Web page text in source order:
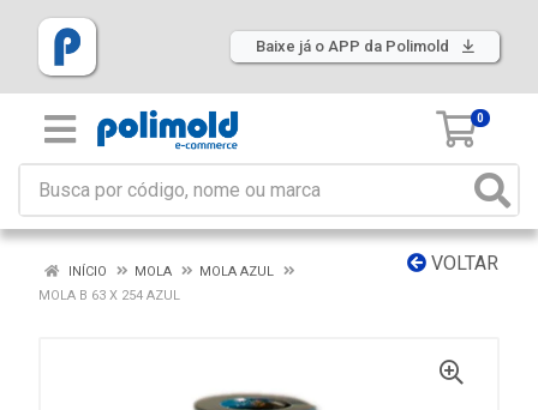
Baixe já o APP da Polimold
0
VOLTAR
INÍCIO MOLA
MOLA AZUL
MOLA B 63 X 254 AZUL